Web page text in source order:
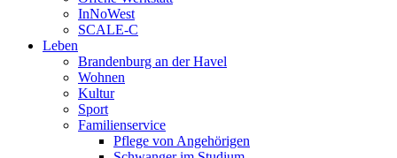
InNoWest
SCALE-C
Leben
Brandenburg an der Havel
Wohnen
Kultur
Sport
Familienservice
Pflege von Angehörigen